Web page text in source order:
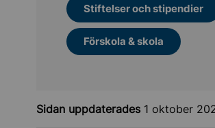
Stiftelser och stipendier
Förskola & skola
Sidan uppdaterades 1 oktober